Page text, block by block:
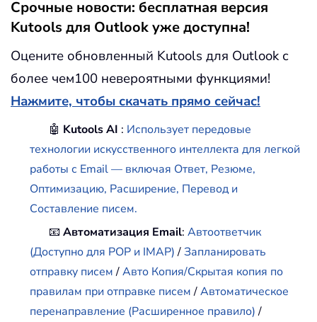
Срочные новости: бесплатная версия
Kutools для Outlook уже доступна!
Оцените обновленный Kutools для Outlook с
более чем100 невероятными функциями!
Нажмите, чтобы скачать прямо сейчас!
🤖 Kutools AI : Использует передовые
технологии искусственного интеллекта для легкой
работы с Email — включая Ответ, Резюме,
Оптимизацию, Расширение, Перевод и
Составление писем.
📧Автоматизация Email:Автоответчик
(Доступно для POP и IMAP)/Запланировать
отправку писем/Авто Копия/Скрытая копия по
правилам при отправке писем/Автоматическое
перенаправление (Расширенное правило)/